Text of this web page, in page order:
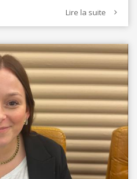
Lire la suite